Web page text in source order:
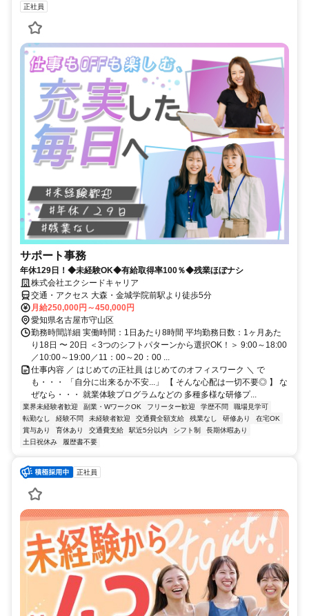
正社員
サポート事務
年休129日！◆未経験OK◆有給取得率100％◆残業ほぼナシ
株式会社エクシードキャリア
交通・アクセス 大森・金城学院前駅より徒歩5分
月給250,000円～450,000円
愛知県名古屋市守山区
勤務時間詳細 実働時間：1日あたり8時間 平均勤務日数：1ヶ月あた
り18日 〜 20日 ＜3つのシフトパターンから選択OK！＞ 9:00～18:00
／10:00～19:00／11：00～20：00 ...
仕事内容 ／ はじめての正社員 はじめてのオフィスワーク ＼ で
も・・・ 「自分に出来るか不安...」 【 そんな心配は一切不要◎ 】 な
ぜなら・・・ 就業体験プログラムなどの 多種多様な研修プ...
業界未経験者歓迎 副業・WワークOK フリーター歓迎 学歴不問
職場見学可
転勤なし
経験不問 未経験者歓迎 交通費全額支給 残業なし 研修あり
在宅OK
賞与あり
育休あり 交通費支給 駅近5分以内 シフト制
長期休暇あり
土日祝休み
履歴書不要
正社員